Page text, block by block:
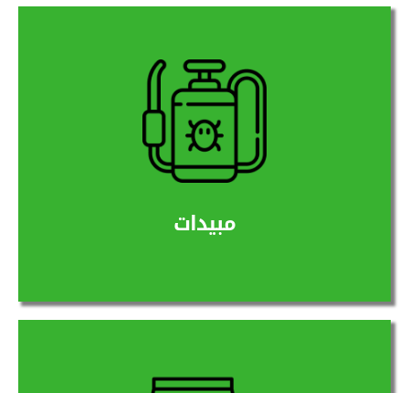
مبيدات
نستورد مبيدات مفيدة وفعالة للوقاية من الأفات
والقضاء عليها
المزيد